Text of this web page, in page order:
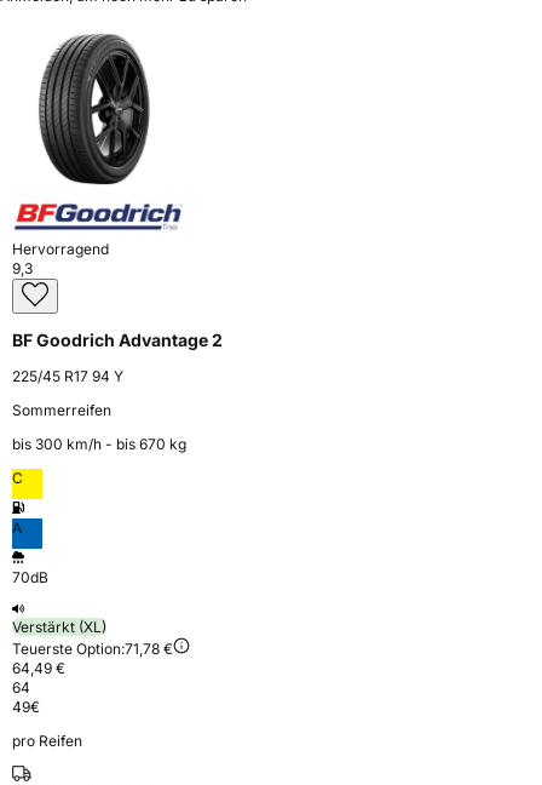
Hervorragend
9,3
BF Goodrich Advantage 2
225/45 R17 94 Y
Sommerreifen
bis 300 km⁠/⁠h - bis 670 kg
C
A
70dB
Verstärkt (XL)
Teuerste Option:71,78 €
64,49 €
64
49€
pro Reifen